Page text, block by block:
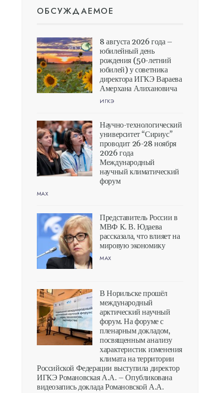
ОБСУЖДАЕМОЕ
8 августа 2026 года –
юбилейный день
рождения (50-летний
юбилей) у советника
директора ИГКЭ Вараева
Амерхана Алихановича
ИГКЭ
Научно-технологический
университет “Сириус”
проводит 26-28 ноября
2026 года
Международный
научный климатический
форум
MAX
Представитель России в
МВФ К. В. Юдаева
рассказала, что влияет на
мировую экономику
MAX
В Норильске прошёл
международный
арктический научный
форум. На форуме с
пленарным докладом,
посвященным анализу
характеристик изменения
климата на территории
Российской Федерации выступила директор
ИГКЭ Романовская А.А. – Опубликована
видеозапись доклада Романовской А.А.